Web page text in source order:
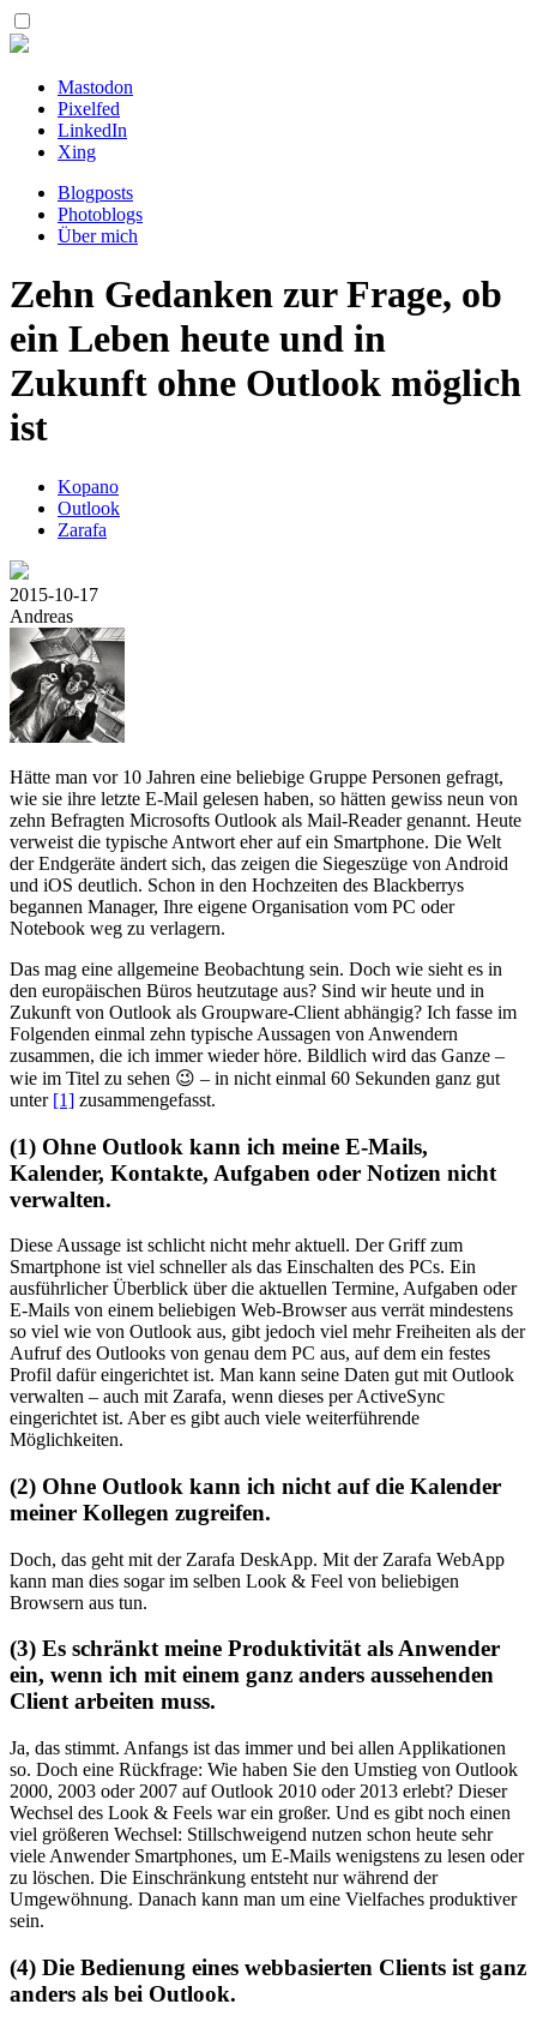
Mastodon
Pixelfed
LinkedIn
Xing
Blogposts
Photoblogs
Über mich
Zehn Gedanken zur Frage, ob
ein Leben heute und in
Zukunft ohne Outlook möglich
ist
Kopano
Outlook
Zarafa
2015-10-17
Andreas
Hätte man vor 10 Jahren eine beliebige Gruppe Personen gefragt,
wie sie ihre letzte E-Mail gelesen haben, so hätten gewiss neun von
zehn Befragten Microsofts Outlook als Mail-Reader genannt. Heute
verweist die typische Antwort eher auf ein Smartphone. Die Welt
der Endgeräte ändert sich, das zeigen die Siegeszüge von Android
und iOS deutlich. Schon in den Hochzeiten des Blackberrys
begannen Manager, Ihre eigene Organisation vom PC oder
Notebook weg zu verlagern.
Das mag eine allgemeine Beobachtung sein. Doch wie sieht es in
den europäischen Büros heutzutage aus? Sind wir heute und in
Zukunft von Outlook als Groupware-Client abhängig? Ich fasse im
Folgenden einmal zehn typische Aussagen von Anwendern
zusammen, die ich immer wieder höre. Bildlich wird das Ganze –
wie im Titel zu sehen 😉 – in nicht einmal 60 Sekunden ganz gut
unter [1] zusammengefasst.
(1) Ohne Outlook kann ich meine E-Mails,
Kalender, Kontakte, Aufgaben oder Notizen nicht
verwalten.
Diese Aussage ist schlicht nicht mehr aktuell. Der Griff zum
Smartphone ist viel schneller als das Einschalten des PCs. Ein
ausführlicher Überblick über die aktuellen Termine, Aufgaben oder
E-Mails von einem beliebigen Web-Browser aus verrät mindestens
so viel wie von Outlook aus, gibt jedoch viel mehr Freiheiten als der
Aufruf des Outlooks von genau dem PC aus, auf dem ein festes
Profil dafür eingerichtet ist. Man kann seine Daten gut mit Outlook
verwalten – auch mit Zarafa, wenn dieses per ActiveSync
eingerichtet ist. Aber es gibt auch viele weiterführende
Möglichkeiten.
(2) Ohne Outlook kann ich nicht auf die Kalender
meiner Kollegen zugreifen.
Doch, das geht mit der Zarafa DeskApp. Mit der Zarafa WebApp
kann man dies sogar im selben Look & Feel von beliebigen
Browsern aus tun.
(3) Es schränkt meine Produktivität als Anwender
ein, wenn ich mit einem ganz anders aussehenden
Client arbeiten muss.
Ja, das stimmt. Anfangs ist das immer und bei allen Applikationen
so. Doch eine Rückfrage: Wie haben Sie den Umstieg von Outlook
2000, 2003 oder 2007 auf Outlook 2010 oder 2013 erlebt? Dieser
Wechsel des Look & Feels war ein großer. Und es gibt noch einen
viel größeren Wechsel: Stillschweigend nutzen schon heute sehr
viele Anwender Smartphones, um E-Mails wenigstens zu lesen oder
zu löschen. Die Einschränkung entsteht nur während der
Umgewöhnung. Danach kann man um eine Vielfaches produktiver
sein.
(4) Die Bedienung eines webbasierten Clients ist ganz
anders als bei Outlook.